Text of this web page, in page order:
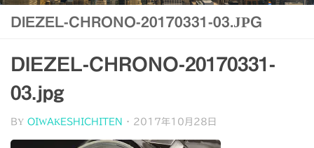
DIEZEL-CHRONO-20170331-03.JPG
DIEZEL-CHRONO-20170331-
03.jpg
BY OIWAKESHICHITEN · 2017年10月28日